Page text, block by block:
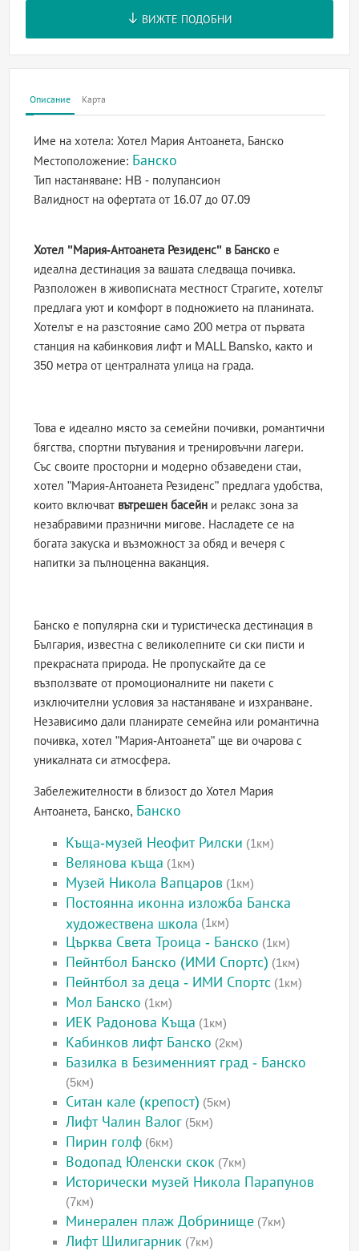
ВИЖТЕ ПОДОБНИ
Описание Карта
Име на хотела: Хотел Мария Антоанета, Банско
Местоположение: Банско
Тип настаняване: HB - полупансион
Валидност на офертатаот 16.07 до 07.09
Хотел "Мария-Антоанета Резиденс" в Банско е
идеална дестинация за вашата следваща почивка.
Разположен в живописната местност Страгите, хотелът
предлага уют и комфорт в подножието на планината.
Хотелът е на разстояние само 200 метра от първата
станция на кабинковия лифт и MALL Bansko, както и
350 метра от централната улица на града.
Това е идеално място за семейни почивки, романтични
бягства, спортни пътувания и тренировъчни лагери.
Със своите просторни и модерно обзаведени стаи,
хотел "Мария-Антоанета Резиденс" предлага удобства,
които включват вътрешен басейн и релакс зона за
незабравими празнични мигове. Насладете се на
богата закуска и възможност за обяд и вечеря с
напитки за пълноценна ваканция.
Банско е популярна ски и туристическа дестинация в
България, известна с великолепните си ски писти и
прекрасната природа. Не пропускайте да се
възползвате от промоционалните ни пакети с
изключителни условия за настаняване и изхранване.
Независимо дали планирате семейна или романтична
почивка, хотел "Мария-Антоанета" ще ви очарова с
уникалната си атмосфера.
Забележителности в близост до Хотел Мария
Антоанета, Банско, Банско
Къща-музей Неофит Рилски (1км)
Велянова къща (1км)
Музей Никола Вапцаров (1км)
Постоянна иконна изложба Банска
художествена школа (1км)
Църква Света Троица - Банско (1км)
Пейнтбол Банско (ИМИ Спортс) (1км)
Пейнтбол за деца - ИМИ Спортс (1км)
Мол Банско (1км)
ИЕК Радонова Къща (1км)
Кабинков лифт Банско (2км)
Базилка в Безименният град - Банско
(5км)
Ситан кале (крепост) (5км)
Лифт Чалин Валог (5км)
Пирин голф (6км)
Водопад Юленски скок (7км)
Исторически музей Никола Парапунов
(7км)
Минерален плаж Добринище (7км)
Лифт Шилигарник (7км)